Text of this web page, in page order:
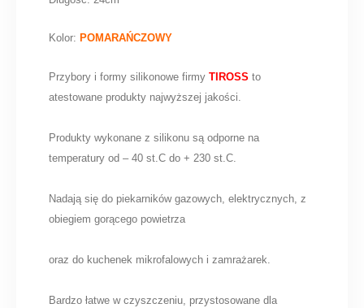
Kolor: POMARAŃCZOWY
Przybory i formy silikonowe firmy TIROSS to
atestowane produkty najwyższej jakości.
Produkty wykonane z silikonu są odporne na
temperatury od – 40 st.C do + 230 st.C.
Nadają się do piekarników gazowych, elektrycznych, z
obiegiem gorącego powietrza
oraz do kuchenek mikrofalowych i zamrażarek.
Bardzo łatwe w czyszczeniu, przystosowane dla